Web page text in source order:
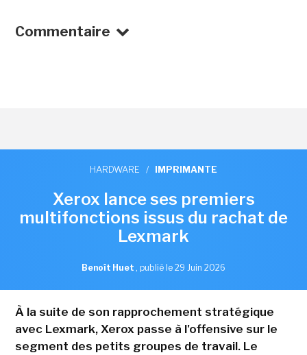
Commentaire
HARDWARE / IMPRIMANTE
Xerox lance ses premiers
multifonctions issus du rachat de
Lexmark
Benoît Huet , publié le 29 Juin 2026
À la suite de son rapprochement stratégique
avec Lexmark, Xerox passe à l'offensive sur le
segment des petits groupes de travail. Le